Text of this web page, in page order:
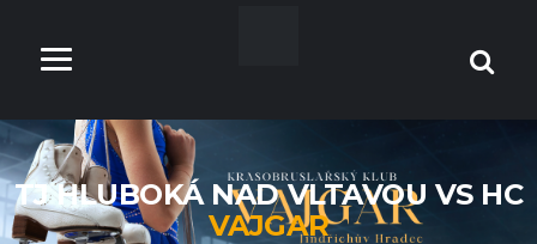
TJ HLUBOKÁ NAD VLTAVOU VS HC
VAJGAR